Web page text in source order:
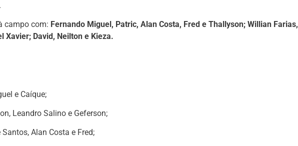
campo com: Fernando Miguel, Patric, Alan Costa, Fred e Thallyson; Willian Farias,
Xavier; David, Neilton e Kieza.
e Caíque;
Leandro Salino e Geferson;
Alan Costa e Fred;